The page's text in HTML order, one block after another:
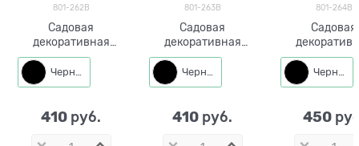
801-262B
Садовая
декоративная
фигура Заяц с
букетом 801-262
металл h=33 см
Черный
410 руб.
801-263B
Садовая
декоративная
фигура Заяц 801-
263 металл h=26 см
Черный
410 руб.
801-264B
Садовая
фигура
табличкой
пожаловать"
Черный
450